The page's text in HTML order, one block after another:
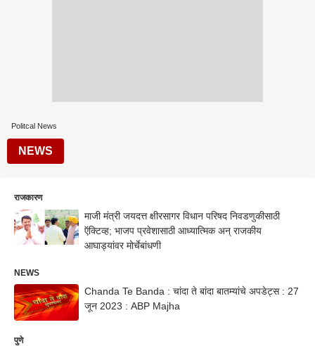
Politcal News
NEWS
राजकारण
माजी मंत्री जयदत्त क्षीरसागर विधान परिषद निवडणुकीसाठी
ऍक्टिव्ह; भाजप प्रवेशासाठी आध्यात्मिक अन् राजकीय
आघाड्यांवर मोर्चेबांधणी
NEWS
Chanda Te Banda : चांदा ते बांदा बातम्यांचे अपडेट्स : 27
जून 2023 : ABP Majha
पुणे